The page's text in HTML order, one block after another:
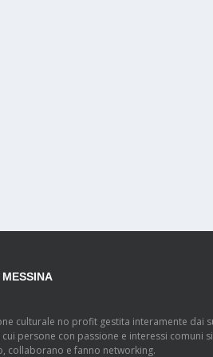
culturale no profit gestita interamente dai
persone con passione e interessi comuni si
collaborano e fanno networking.